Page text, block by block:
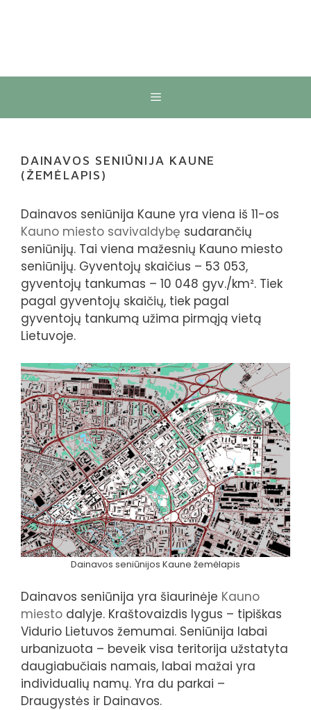
DAINAVOS SENIŪNIJA KAUNE
(ŽEMĖLAPIS)
Dainavos seniūnija Kaune yra viena iš 11-os
Kauno miesto savivaldybę sudarančių
seniūnijų. Tai viena mažesnių Kauno miesto
seniūnijų. Gyventojų skaičius – 53 053,
gyventojų tankumas – 10 048 gyv./km². Tiek
pagal gyventojų skaičių, tiek pagal
gyventojų tankumą užima pirmąją vietą
Lietuvoje.
Dainavos seniūnijos Kaune žemėlapis
Dainavos seniūnija yra šiaurinėje Kauno
miesto dalyje. Kraštovaizdis lygus – tipiškas
Vidurio Lietuvos žemumai. Seniūnija labai
urbanizuota – beveik visa teritorija užstatyta
daugiabučiais namais, labai mažai yra
individualių namų. Yra du parkai –
Draugystės ir Dainavos.